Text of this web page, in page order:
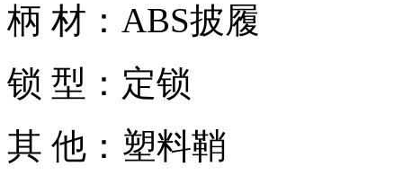
柄 材：ABS披履
锁 型：定锁
其 他：塑料鞘